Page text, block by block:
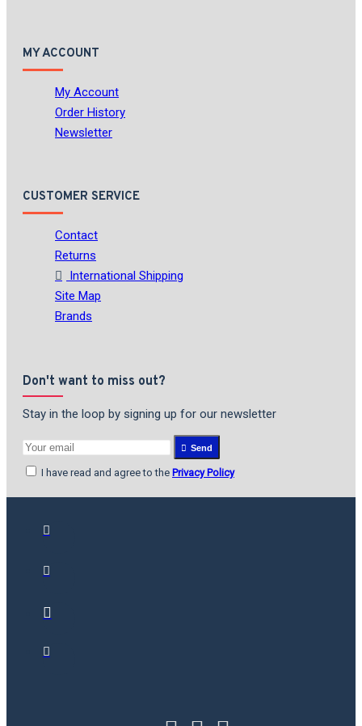
MY ACCOUNT
My Account
Order History
Newsletter
CUSTOMER SERVICE
Contact
Returns
International Shipping
Site Map
Brands
Don't want to miss out?
Stay in the loop by signing up for our newsletter
Send
I have read and agree to the Privacy Policy